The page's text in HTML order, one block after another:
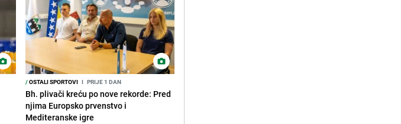
/OSTALI SPORTOVI I PRIJE 1 DAN
Bh. plivači kreću po nove rekorde: Pred
njima Europsko prvenstvo i
Mediteranske igre